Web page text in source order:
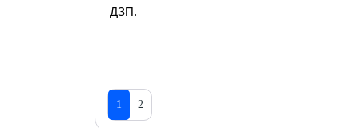
ДЗП.
1 2